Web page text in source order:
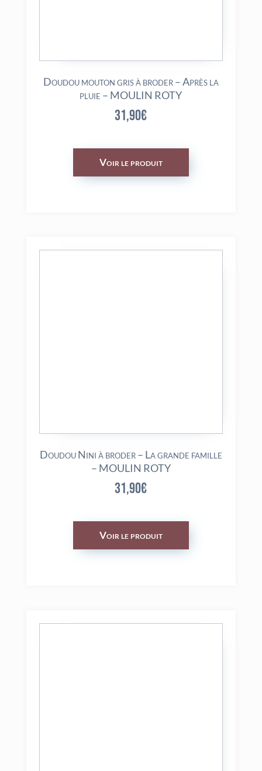
Doudou mouton gris à broder – Après la
pluie – MOULIN ROTY
31,90€
Voir le produit
Doudou Nini à broder – La grande famille
– MOULIN ROTY
31,90€
Voir le produit